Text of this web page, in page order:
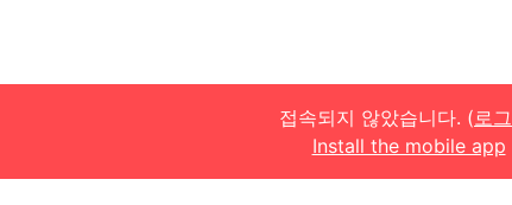
접속되지 않았습니다. (로
Install the mobile app